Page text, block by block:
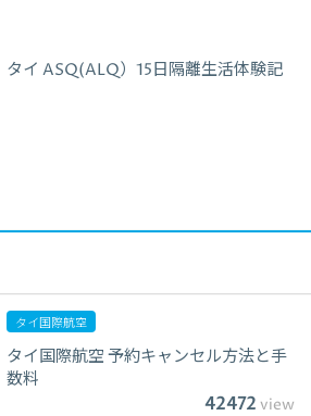
タイ ASQ(ALQ）15日隔離生活体験記
タイ国際航空
タイ国際航空 予約キャンセル方法と手
数料
42472 view